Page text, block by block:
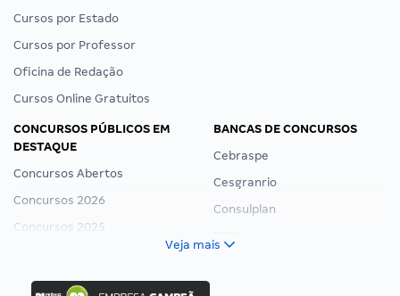
Cursos por Estado
Cursos por Professor
Oficina de Redação
Cursos Online Gratuitos
CONCURSOS PÚBLICOS EM
DESTAQUE
Concursos Abertos
Concursos 2026
Concursos 2025
Concurso Ibama
BANCAS DE CONCURSOS
Cebraspe
Cesgranrio
Consulplan
Veja mais